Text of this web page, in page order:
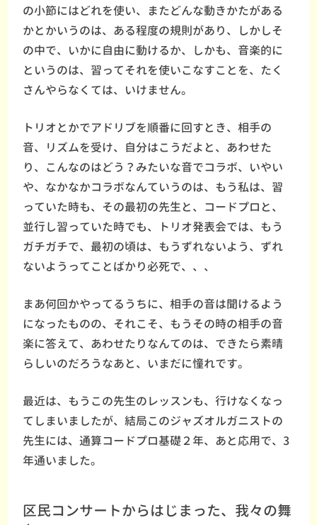
の小節にはどれを使い、またどんな動きかたがある
かとかいうのは、ある程度の規則があり、しかしそ
の中で、いかに自由に動けるか、しかも、音楽的に
というのは、習ってそれを使いこなすことを、たく
さんやらなくては、いけません。
トリオとかでアドリブを順番に回すとき、相手の
音、リズムを受け、自分はこうだよと、あわせた
り、こんなのはどう？みたいな音でコラボ、いやい
や、なかなかコラボなんていうのは、もう私は、習
っていた時も、その最初の先生と、コードプロと、
並行し習っていた時でも、トリオ発表会では、もう
ガチガチで、最初の頃は、もうずれないよう、ずれ
ないようってことばかり必死で、、、
まあ何回かやってるうちに、相手の音は聞けるよう
になったものの、それこそ、もうその時の相手の音
楽に答えて、あわせたりなんてのは、できたら素晴
らしいのだろうなあと、いまだに憧れです。
最近は、もうこの先生のレッスンも、行けなくなっ
てしまいましたが、結局このジャズオルガニストの
先生には、通算コードプロ基礎２年、あと応用で、3
年通いました。
区民コンサートからはじまった、我々の舞